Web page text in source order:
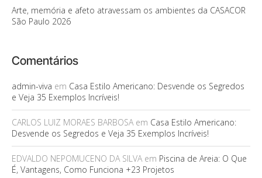
Arte, memória e afeto atravessam os ambientes da CASACOR
São Paulo 2026
Comentários
admin-viva em Casa Estilo Americano: Desvende os Segredos
e Veja 35 Exemplos Incríveis!
CARLOS LUIZ MORAES BARBOSAem Casa Estilo Americano:
Desvende os Segredos e Veja 35 Exemplos Incríveis!
EDVALDO NEPOMUCENO DA SILVAem Piscina de Areia: O Que
É, Vantagens, Como Funciona +23 Projetos